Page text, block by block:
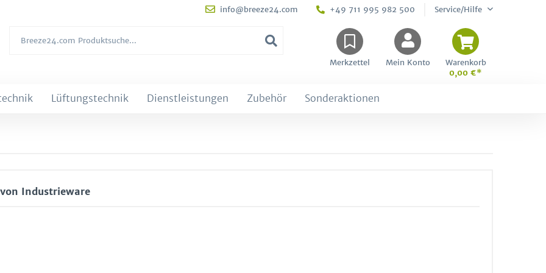
info@breeze24.com +49 711 995 982 500 Service/Hilfe
Merkzettel Mein Konto
Warenkorb
0,00 €*
Lüftungstechnik Dienstleistungen Zubehör Sonderaktionen
Industrieware